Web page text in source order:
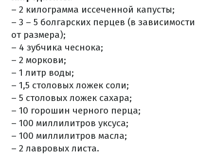
– 2 килограмма иссеченной капусты;
– 3 – 5 болгарских перцев (в зависимости
от размера);
– 4 зубчика чеснока;
– 2 моркови;
– 1 литр воды;
– 1,5 столовых ложек соли;
– 5 столовых ложек сахара;
– 10 горошин черного перца;
– 100 миллилитров уксуса;
– 100 миллилитров масла;
– 2 лавровых листа.